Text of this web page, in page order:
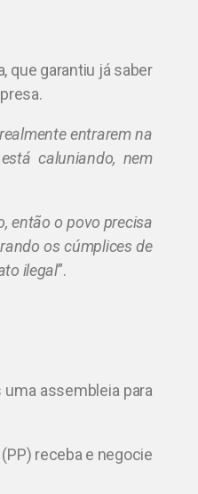
que garantiu já saber
entrarem na
caluniando, nem
então o povo precisa
os cúmplices de
ilegal”.
uma assembleia para
receba e negocie